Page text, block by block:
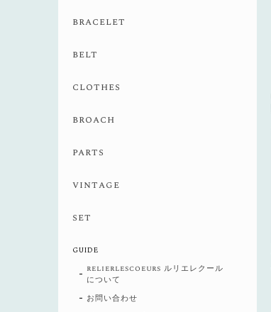
bracelet
belt
clothes
broach
parts
vintage
set
GUIDE
relierlescoeurs ルリエレクール
について
お問い合わせ